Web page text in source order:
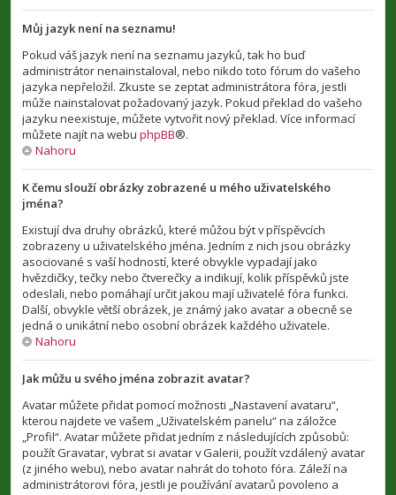
Můj jazyk není na seznamu!
Pokud váš jazyk není na seznamu jazyků, tak ho buď
administrátor nenainstaloval, nebo nikdo toto fórum do vašeho
jazyka nepřeložil. Zkuste se zeptat administrátora fóra, jestli
může nainstalovat požadovaný jazyk. Pokud překlad do vašeho
jazyku neexistuje, můžete vytvořit nový překlad. Více informací
můžete najít na webu phpBB®.
Nahoru
K čemu slouží obrázky zobrazené u mého uživatelského
jména?
Existují dva druhy obrázků, které můžou být v příspěvcích
zobrazeny u uživatelského jména. Jedním z nich jsou obrázky
asociované s vaší hodností, které obvykle vypadají jako
hvězdičky, tečky nebo čtverečky a indikují, kolik příspěvků jste
odeslali, nebo pomáhají určit jakou mají uživatelé fóra funkci.
Další, obvykle větší obrázek, je známý jako avatar a obecně se
jedná o unikátní nebo osobní obrázek každého uživatele.
Nahoru
Jak můžu u svého jména zobrazit avatar?
Avatar můžete přidat pomocí možnosti „Nastavení avataru“,
kterou najdete ve vašem „Uživatelském panelu“ na záložce
„Profil“. Avatar můžete přidat jedním z následujících způsobů:
použít Gravatar, vybrat si avatar v Galerii, použít vzdálený avatar
(z jiného webu), nebo avatar nahrát do tohoto fóra. Záleží na
administrátorovi fóra, jestli je používání avatarů povoleno a